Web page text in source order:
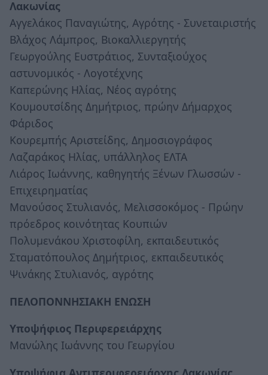
Λακωνίας
Αγγελάκος Παναγιώτης, Αγρότης - Συνεταιριστής
Βλάχος Λάμπρος, Βιοκαλλιεργητής
Γεωργούλης Ευστράτιος, Συνταξιούχος
αστυνομικός - Λογοτέχνης
Καπερώνης Ηλίας, Νέος αγρότης
Κουμουτσίδης Δημήτριος, πρώην Δήμαρχος
Φάριδος
Κουρεμπής Αριστείδης, Δημοσιογράφος
Λαζαράκος Ηλίας, υπάλληλος ΕΛΤΑ
Λιάρος Ιωάννης, καθηγητής Ξένων Γλωσσών -
Επιχειρηματίας
Μανούσος Στυλιανός, Μελισσοκόμος - Πρώην
πρόεδρος κοινότητας Κουπιών
Πολυμενάκου Χριστοφίλη, εκπαιδευτικός
Σταματόπουλος Δημήτριος, εκπαιδευτικός
Ψινάκης Στυλιανός, αγρότης
ΠΕΛΟΠΟΝΝΗΣΙΑΚΗ ΕΝΩΣΗ
Υποψήφιος Περιφερειάρχης
Μανώλης Ιωάννης του Γεωργίου